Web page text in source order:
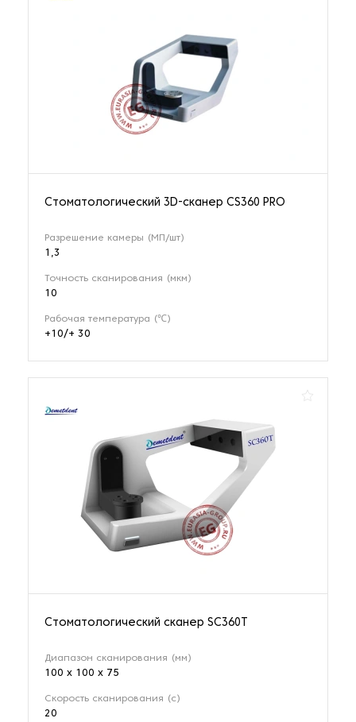
Стоматологический 3D-сканер CS360 PRO
Разрешение камеры (МП/шт)
1,3
Точность сканирования (мкм)
10
Рабочая температура (℃)
+10/+ 30
Стоматологический сканер SC360T
Диапазон сканирования (мм)
100 х 100 х 75
Скорость сканирования (с)
20